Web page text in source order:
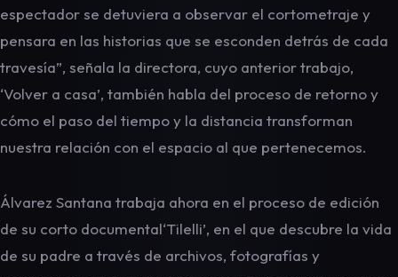
espectador se detuviera a observar el cortometraje y
pensara en las historias que se esconden detrás de cada
travesía”, señala la directora, cuyo anterior trabajo,
‘Volver a casa’, también habla del proceso de retorno y
cómo el paso del tiempo y la distancia transforman
nuestra relación con el espacio al que pertenecemos.
Álvarez Santana trabaja ahora en el proceso de edición
de su corto documental‘Tilelli’, en el que descubre la vida
de su padre a través de archivos, fotografías y